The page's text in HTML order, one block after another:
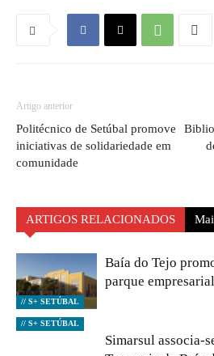
Artigo anterior
Politécnico de Setúbal promove
iniciativas de solidariedade em
comunidade
ARTIGOS RELACIONADOS
// S+ SETÚBAL
Baía do Tejo
parque
// S+ SETÚBAL
Simarsul associa-